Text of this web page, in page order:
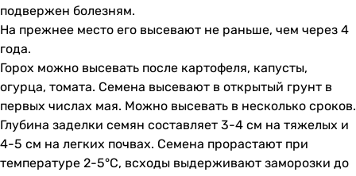
подвержен болезням.
На прежнее место его высевают не раньше, чем через 4
года.
Горох можно высевать после картофеля, капусты,
огурца, томата. Семена высевают в открытый грунт в
первых числах мая. Можно высевать в несколько сроков.
Глубина заделки семян составляет 3-4 см на тяжелых и
4-5 см на легких почвах. Семена прорастают при
температуре 2-5°С, всходы выдерживают заморозки до